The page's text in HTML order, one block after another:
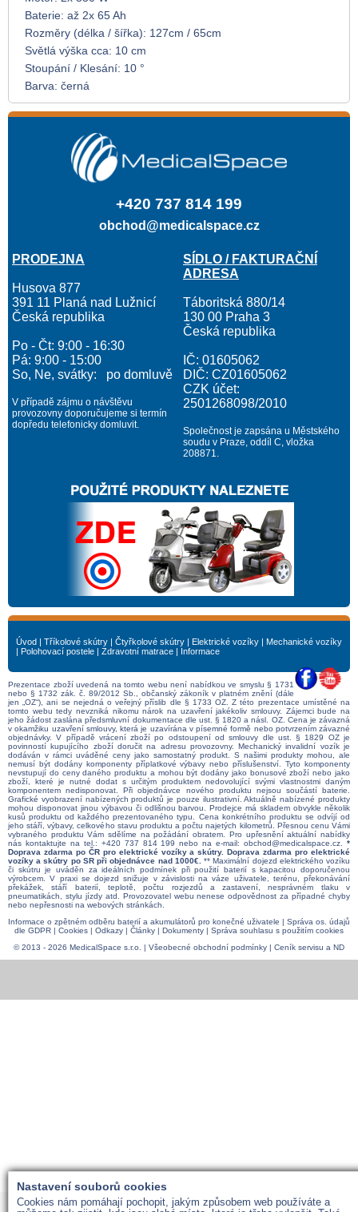
Baterie: až 2x 65 Ah
Rozměry (délka / šířka): 127cm / 65cm
Světlá výška cca: 10 cm
Stoupání / Klesání: 10 °
Barva: černá
+420 737 814 199
obchod@medicalspace.cz
PRODEJNA
Husova 877
391 11 Planá nad Lužnicí
Česká republika
Po - Čt: 9:00 - 16:30
Pá: 9:00 - 15:00
So, Ne, svátky: po domluvě
V případě zájmu o návštěvu
provozovny doporučujeme si termín
dopředu telefonicky domluvit.
SÍDLO / FAKTURAČNÍ
ADRESA
Táboritská 880/14
130 00 Praha 3
Česká republika
IČ: 01605062
DIČ: CZ01605062
CZK účet:
2501268098/2010
Společnost je zapsána u Městského
soudu v Praze, oddíl C, vložka
208871.
Úvod | Tříkolové skútry | Čtyřkolové skútry | Elektrické vozíky | Mechanické vozíky
| Polohovací postele | Zdravotní matrace | Informace
Prezentace zboží uvedená na tomto webu není nabídkou ve smyslu § 1731
nebo § 1732 zák. č. 89/2012 Sb., občanský zákoník v platném znění (dále
jen „OZ“), ani se nejedná o veřejný příslib dle § 1733 OZ. Z této prezentace umístěné na
tomto webu tedy nevzniká nikomu nárok na uzavření jakékoliv smlouvy. Zájemci bude na
jeho žádost zaslána předsmluvní dokumentace dle ust. § 1820 a násl. OZ. Cena je závazná
v okamžiku uzavření smlouvy, která je uzavírána v písemné formě nebo potvrzením závazné
objednávky. V případě vrácení zboží po odstoupení od smlouvy dle ust. § 1829 OZ je
povinností kupujícího zboží doručit na adresu provozovny. Mechanický invalidní vozík je
dodáván v rámci uváděné ceny jako samostatný produkt. S našimi produkty mohou, ale
nemusí být dodány komponenty příplatkové výbavy nebo příslušenství. Tyto komponenty
nevstupují do ceny daného produktu a mohou být dodány jako bonusové zboží nebo jako
zboží, které je nutné dodat s určitým produktem nedovolující svými vlastnostmi daným
komponentem nedisponovat. Při objednávce nového produktu nejsou součástí baterie.
Grafické vyobrazení nabízených produktů je pouze ilustrativní. Aktuálně nabízené produkty
mohou disponovat jinou výbavou či odlišnou barvou. Prodejce má skladem obvykle několik
kusů produktu od každého prezentovaného typu. Cena konkrétního produktu se odvíjí od
jeho stáří, výbavy, celkového stavu produktu a počtu najetých kilometrů. Přesnou cenu Vámi
vybraného produktu Vám sdělíme na požádání obratem. Pro upřesnění aktuální nabídky
nás kontaktujte na tel.: +420 737 814 199 nebo na e-mail:obchod@medicalspace.cz .*
Doprava zdarma po ČR pro elektrické vozíky a skútry. Doprava zdarma pro elektrické
vozíky a skútry po SR při objednávce nad 1000€.
** Maximální dojezd elektrického vozíku
či skútru je uváděn za ideálních podmínek při použití baterií s kapacitou doporučenou
výrobcem. V praxi se dojezd snižuje v závislosti na váze uživatele, terénu, překonávání
překážek, stáří baterií, teplotě, počtu rozjezdů a zastavení, nesprávném tlaku v
pneumatikách, stylu jízdy atd. Provozovatel webu nenese odpovědnost za případné chyby
nebo nepřesnosti na webových stránkách.
Informace o zpětném odběru baterií a akumulátorů pro konečné uživatele | Správa os. údajů
dle GDPR | Cookies | Odkazy | Články | Dokumenty | Správa souhlasu s použitím cookies
© 2013 - 2026 MedicalSpace s.r.o. | Všeobecné obchodní podmínky | Ceník servisu a ND
Nastavení souborů cookies
Cookies nám pomáhají pochopit, jakým způsobem web používáte a